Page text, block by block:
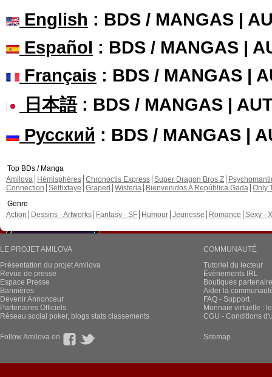
English : BDS / MANGAS |
Español : BDS / MANGAS |
Français : BDS / MANGAS |
日本語: BDS / MANGAS |
Русский : BDS / MANGAS |
Top BDs / Manga
Amilova
Hémisphères Chronoctis Express Super Dragon Bros Z
Connection Sethxfaye Graped Wisteria Bienvenidos A República Gada Only
Genre
Action
Dessins - Artworks Fantasy - SF Humour Jeunesse Romance Sexy -
LE PROJET AMILOVA
Présentation du projet Amilova
Revue de presse
Espace Presse
Bannières
Devenir Annonceur
Partenaires Officiels
Réseau social poker, blogs stats classements
COMMUNAUTÉ
Tutoriel du lecteur
Évènements IRL
Boutiques
Aider la
FAQ - Support
Monnaie virtuelle :
CGU - Conditions
Follow Amilova on Sitemap